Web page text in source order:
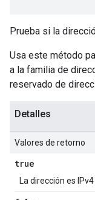
Prueba si la
Usa este método
a la familia de
reservado de
Detalles
Valores de retorno
true
La dirección es